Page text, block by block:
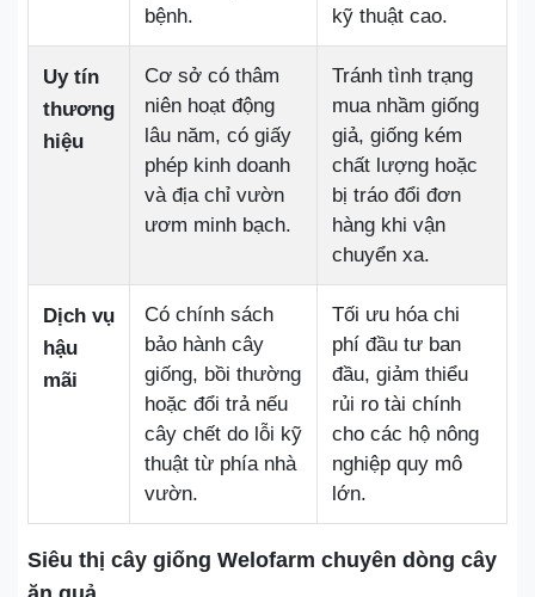
bệnh.
kỹ thuật cao.
Uy tín
thương
hiệu
Cơ sở có thâm
niên hoạt động
lâu năm, có giấy
phép kinh doanh
và địa chỉ vườn
ươm minh bạch.
Tránh tình trạng
mua nhầm giống
giả, giống kém
chất lượng hoặc
bị tráo đổi đơn
hàng khi vận
chuyển xa.
Dịch vụ
hậu
mãi
Có chính sách
bảo hành cây
giống, bồi thường
hoặc đổi trả nếu
cây chết do lỗi kỹ
thuật từ phía nhà
vườn.
Tối ưu hóa chi
phí đầu tư ban
đầu, giảm thiểu
rủi ro tài chính
cho các hộ nông
nghiệp quy mô
lớn.
Siêu thị cây giống Welofarm chuyên dòng cây